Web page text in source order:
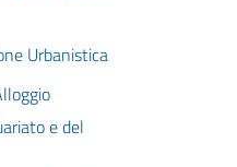
Urbanistica
e del